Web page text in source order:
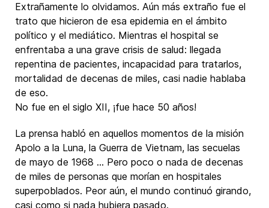
Extrañamente lo olvidamos. Aún más extraño fue el
trato que hicieron de esa epidemia en el ámbito
político y el mediático. Mientras el hospital se
enfrentaba a una grave crisis de salud: llegada
repentina de pacientes, incapacidad para tratarlos,
mortalidad de decenas de miles, casi nadie hablaba
de eso.
No fue en el siglo XII, ¡fue hace 50 años!
La prensa habló en aquellos momentos de la misión
Apolo a la Luna, la Guerra de Vietnam, las secuelas
de mayo de 1968 ... Pero poco o nada de decenas
de miles de personas que morían en hospitales
superpoblados. Peor aún, el mundo continuó girando,
casi como si nada hubiera pasado.